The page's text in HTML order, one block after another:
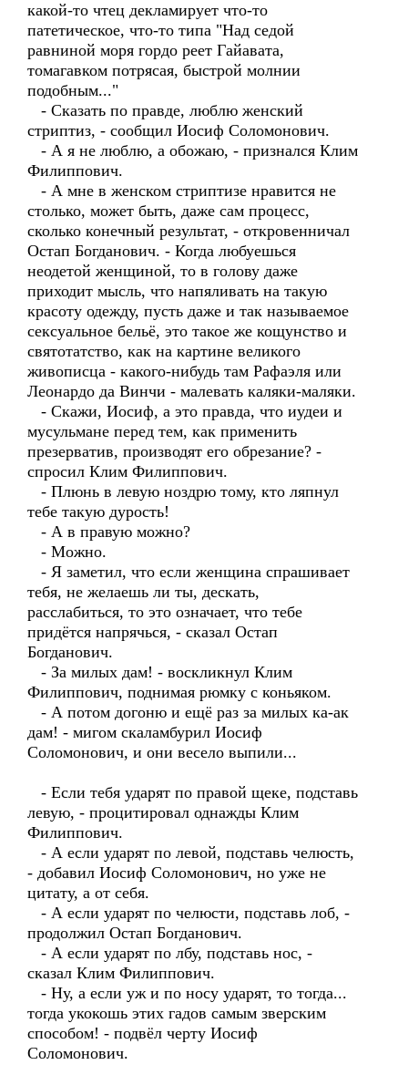
какой-то чтец декламирует что-то
патетическое, что-то типа "Над седой
равниной моря гордо реет Гайавата,
томагавком потрясая, быстрой молнии
подобным..."
- Сказать по правде, люблю женский
стриптиз, - сообщил Иосиф Соломонович.
- А я не люблю, а обожаю, - признался Клим
Филиппович.
- А мне в женском стриптизе нравится не
столько, может быть, даже сам процесс,
сколько конечный результат, - откровенничал
Остап Богданович. - Когда любуешься
неодетой женщиной, то в голову даже
приходит мысль, что напяливать на такую
красоту одежду, пусть даже и так называемое
сексуальное бельё, это такое же кощунство и
святотатство, как на картине великого
живописца - какого-нибудь там Рафаэля или
Леонардо да Винчи - малевать каляки-маляки.
- Скажи, Иосиф, а это правда, что иудеи и
мусульмане перед тем, как применить
презерватив, производят его обрезание? -
спросил Клим Филиппович.
- Плюнь в левую ноздрю тому, кто ляпнул
тебе такую дурость!
- А в правую можно?
- Можно.
- Я заметил, что если женщина спрашивает
тебя, не желаешь ли ты, дескать,
расслабиться, то это означает, что тебе
придётся напрячься, - сказал Остап
Богданович.
- За милых дам! - воскликнул Клим
Филиппович, поднимая рюмку с коньяком.
- А потом догоню и ещё раз за милых ка-ак
дам! - мигом скаламбурил Иосиф
Соломонович, и они весело выпили...
- Если тебя ударят по правой щеке, подставь
левую, - процитировал однажды Клим
Филиппович.
- А если ударят по левой, подставь челюсть,
- добавил Иосиф Соломонович, но уже не
цитату, а от себя.
- А если ударят по челюсти, подставь лоб, -
продолжил Остап Богданович.
- А если ударят по лбу, подставь нос, -
сказал Клим Филиппович.
- Ну, а если уж и по носу ударят, то тогда...
тогда укокошь этих гадов самым зверским
способом! - подвёл черту Иосиф
Соломонович.